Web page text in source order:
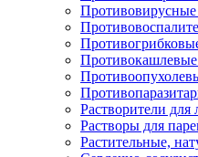
Растворители для
Растворы для
Растительные,